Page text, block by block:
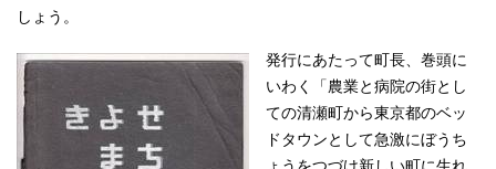
しょう。
発行にあたって町長、巻頭に
いわく「農業と病院の街とし
ての清瀬町から東京都のベッ
ドタウンとして急激にぼうち